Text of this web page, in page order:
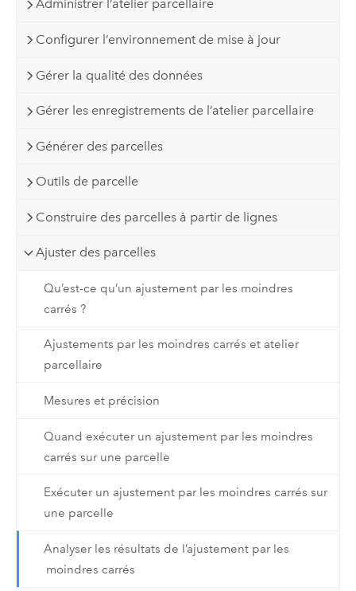
Administrer l’atelier parcellaire
Configurer l’environnement de mise à jour
Gérer la qualité des données
Gérer les enregistrements de l’atelier parcellaire
Générer des parcelles
Outils de parcelle
Construire des parcelles à partir de lignes
Ajuster des parcelles
Qu’est-ce qu’un ajustement par les moindres
carrés ?
Ajustements par les moindres carrés et atelier
parcellaire
Mesures et précision
Quand exécuter un ajustement par les moindres
carrés sur une parcelle
Exécuter un ajustement par les moindres carrés sur
une parcelle
Analyser les résultats de l’ajustement par les
moindres carrés